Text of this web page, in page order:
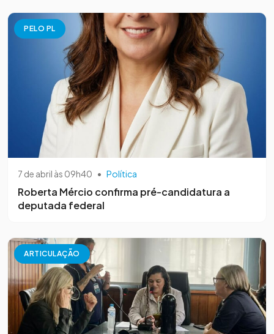
PELO PL
7 de abril às 09h40 • Política
Roberta Mércio confirma pré-candidatura a
deputada federal
ARTICULAÇÃO